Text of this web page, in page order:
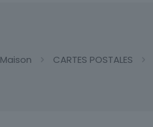
Maison CARTES POSTALES